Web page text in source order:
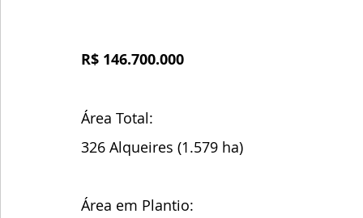
R$ 146.700.000
Área Total:
326 Alqueires (1.579 ha)
Área em Plantio: